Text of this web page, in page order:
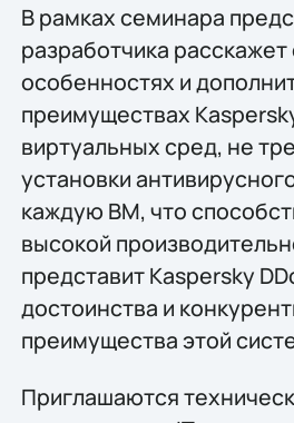
В рамках семинара
разработчика
особенностях и
преимуществах
виртуальных сред, не
установки
каждую ВМ, что
высокой
представит Kaspersky
достоинства и
преимущества этой
Приглашаются